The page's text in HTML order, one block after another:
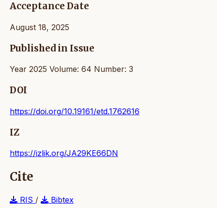
Acceptance Date
August 18, 2025
Published in Issue
Year 2025 Volume: 64 Number: 3
DOI
https://doi.org/10.19161/etd.1762616
IZ
https://izlik.org/JA29KE66DN
Cite
RIS /
Bibtex